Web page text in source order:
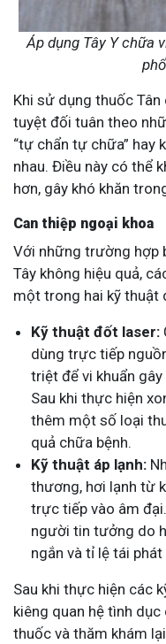
Áp dụng Tây Y chữa
Khi sử dụng thuốc
tuyệt đối tuân theo
“tự chẩn tự chữa” hay
nhau. Điều này có thể
hơn, gây khó khăn
Can thiệp ngoại khoa
Với những trường hợp
Tây không hiệu quả,
một trong hai kỹ thuật
Kỹ thuật đốt laser:
dùng trực tiếp
triệt để vi khuẩn
Sau khi thực hiện
thêm một số loại
quả chữa bệnh.
Kỹ thuật áp lạnh:
thương, hơi lạnh từ
trực tiếp vào âm
người tin tưởng do
ngắn và tỉ lệ tái phát
Sau khi thực hiện các
kiêng quan hệ tình
thuốc và thăm khám